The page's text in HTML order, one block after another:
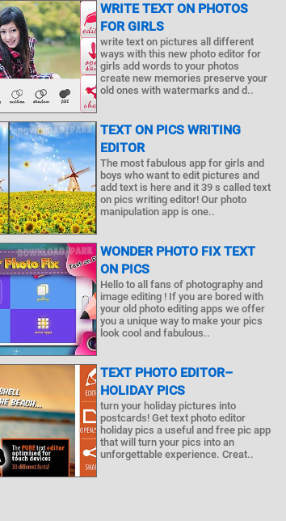
WRITE TEXT ON PHOTOS
FOR GIRLS
write text on pictures all different
ways with this new photo editor for
girls add words to your photos
create new memories preserve your
old ones with watermarks and d..
TEXT ON PICS WRITING
EDITOR
The most fabulous app for girls and
boys who want to edit pictures and
add text is here and it 39 s called text
on pics writing editor! Our photo
manipulation app is one..
WONDER PHOTO FIX TEXT
ON PICS
Hello to all fans of photography and
image editing ! If you are bored with
your old photo editing apps we offer
you a unique way to make your pics
look cool and fabulous..
TEXT PHOTO EDITOR–
HOLIDAY PICS
turn your holiday pictures into
postcards! Get text photo editor
holiday pics a useful and free pic app
that will turn your pics into an
unforgettable experience. Creat..